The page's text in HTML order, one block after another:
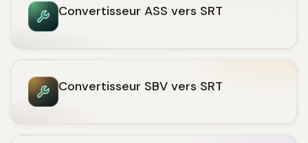
Convertisseur ASS vers SRT
Convertisseur SBV vers SRT